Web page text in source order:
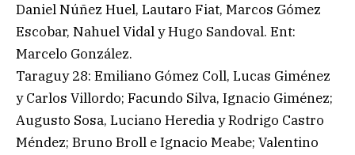
Daniel Núñez Huel, Lautaro Fiat, Marcos Gómez
Escobar, Nahuel Vidal y Hugo Sandoval. Ent:
Marcelo González.
Taraguy 28: Emiliano Gómez Coll, Lucas Giménez
y Carlos Villordo; Facundo Silva, Ignacio Giménez;
Augusto Sosa, Luciano Heredia y Rodrigo Castro
Méndez; Bruno Broll e Ignacio Meabe; Valentino